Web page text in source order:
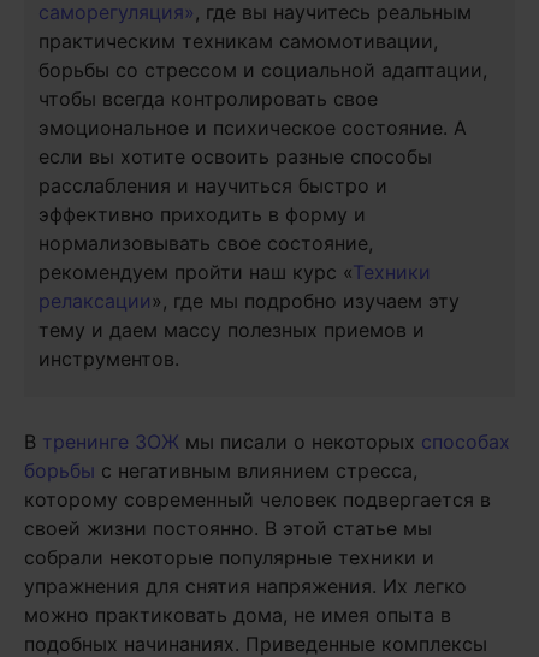
саморегуляция» , где вы научитесь реальным
практическим техникам самомотивации,
борьбы со стрессом и социальной адаптации,
чтобы всегда контролировать свое
эмоциональное и психическое состояние. А
если вы хотите освоить разные способы
расслабления и научиться быстро и
эффективно приходить в форму и
нормализовывать свое состояние,
рекомендуем пройти наш курс «Техники
релаксации», где мы подробно изучаем эту
тему и даем массу полезных приемов и
инструментов.
В тренинге ЗОЖ мы писали о некоторых способах
борьбы с негативным влиянием стресса,
которому современный человек подвергается в
своей жизни постоянно. В этой статье мы
собрали некоторые популярные техники и
упражнения для снятия напряжения. Их легко
можно практиковать дома, не имея опыта в
подобных начинаниях. Приведенные комплексы